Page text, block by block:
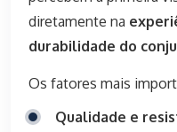
diretamente na
durabilidade do
Os fatores mais
Qualidade e